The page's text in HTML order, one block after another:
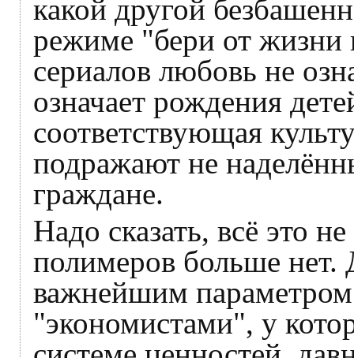
какой другой
режиме "бери от жизни
сериалов любовь не
означает рождения
соответствующая
подражают не
граждане.
Надо сказать, всё это
полимеров больше нет.
важнейшим
"экономистами", у